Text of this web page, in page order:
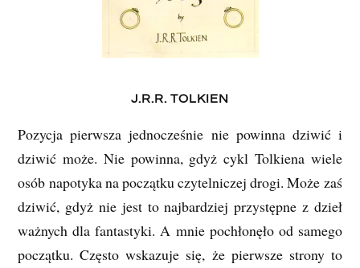
J.R.R. TOLKIEN
Pozycja pierwsza jednocześnie nie powinna dziwić i
dziwić może. Nie powinna, gdyż cykl Tolkiena wiele
osób napotyka na początku czytelniczej drogi. Może zaś
dziwić, gdyż nie jest to najbardziej przystępne z dzieł
ważnych dla fantastyki. A mnie pochłonęło od samego
początku. Często wskazuje się, że pierwsze strony to